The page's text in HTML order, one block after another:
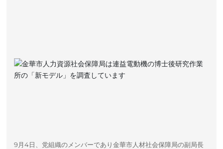
9月4日、党組織のメンバーであり金華市人材社会保障局の副局長